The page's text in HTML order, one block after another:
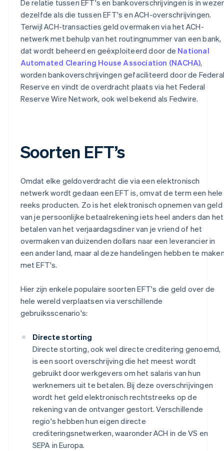
De relatie tussen EFT's en bankoverschrijvingen is in
dezelfde als die tussen EFT's en ACH-overschrijvingen.
Terwijl ACH-transacties geld overmaken via het ACH-
netwerk met behulp van het routingnummer van een bank,
dat wordt beheerd en geëxploiteerd door de National
Automated Clearing House Association (NACHA),
worden bankoverschrijvingen gefaciliteerd door de Federal
Reserve en vindt de overdracht plaats via het Federal
Reserve Wire Network, ook wel bekend als Fedwire.
Soorten EFT’s
Omdat elke geldoverdracht die via een elektronisch
netwerk wordt gedaan een EFT is, omvat de term een hele
reeks producten. Zo is het elektronisch opnemen van geld
van je persoonlijke betaalrekening iets heel anders dan het
betalen van het verjaardagsdiner van je vriend of het
overmaken van duizenden dollars naar een leverancier in
een ander land, maar al deze handelingen hebben te
met EFT's.
Hier zijn enkele populaire soorten EFT's die geld over de
hele wereld verplaatsen via verschillende
gebruiksscenario's:
Directe storting
Directe storting, ook wel directe creditering genoemd,
is een soort overschrijving die het meest wordt
gebruikt door werkgevers om het salaris van hun
werknemers uit te betalen. Bij deze overschrijvingen
wordt het geld elektronisch rechtstreeks op de
rekening van de ontvanger gestort. Verschillende
regio's hebben hun eigen directe
crediteringsnetwerken, waaronder ACH in de VS en
SEPA in Europa.